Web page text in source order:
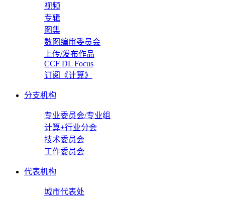
视频
专辑
图集
数图编审委员会
上传/发布作品
CCF DL Focus
订阅《计算》
分支机构
专业委员会/专业组
计算+行业分会
技术委员会
工作委员会
代表机构
城市代表处